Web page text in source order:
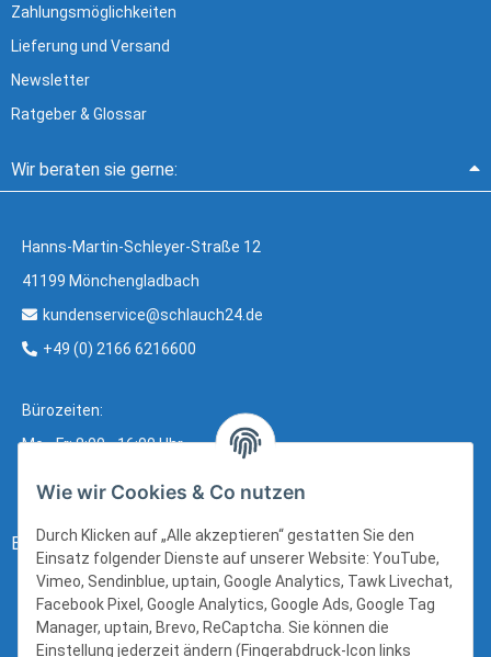
Zahlungsmöglichkeiten
Lieferung und Versand
Newsletter
Ratgeber & Glossar
Wir beraten sie gerne:
Hanns-Martin-Schleyer-Straße 12
41199 Mönchengladbach
kundenservice@schlauch24.de
+49 (0) 2166 6216600
Bürozeiten:
Mo - Fr: 8:00 - 16:00 Uhr
Bezahlung:
Wie wir Cookies & Co nutzen
Durch Klicken auf „Alle akzeptieren“ gestatten Sie den
Einsatz folgender Dienste auf unserer Website: YouTube,
Vimeo, Sendinblue, uptain, Google Analytics, Tawk Livechat,
Facebook Pixel, Google Analytics, Google Ads, Google Tag
Manager, uptain, Brevo, ReCaptcha. Sie können die
Einstellung jederzeit ändern (Fingerabdruck-Icon links